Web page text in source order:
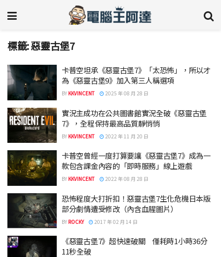
標籤:惡靈古堡7
卡普空坦承《惡靈古堡7》「太恐怖」，所以才
為《惡靈古堡9》加入第三人稱選項
BY KKVINCENT 2025 年 08 月 28 日
實況主成功在公共圖書館實況全破《惡靈古堡
7》，全程保持最高品質靜悄悄
BY KKVINCENT 2022 年 11 月 20 日
卡普空曾經一度打算要讓《惡靈古堡7》成為一
款包含課金內容的「即時服務」線上遊戲
BY KKVINCENT 2022 年 08 月 28 日
恐怖程度大打折扣！惡靈古堡7生化危機日本版
部分劇情遭受修改（內含血腥圖片）
BY ROCKY 2017 年 02 月 14 日
《惡靈古堡7》超快速破關 僅耗時1小時36分
11秒全破